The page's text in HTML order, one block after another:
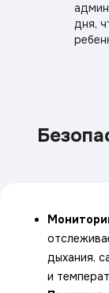
дня,
дыхания,
и